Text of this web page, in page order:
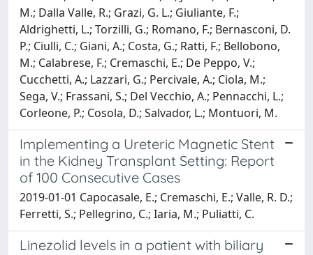
M.; Dalla Valle, R.; Grazi, G. L.; Giuliante, F.;
Aldrighetti, L.; Torzilli, G.; Romano, F.; Bernasconi, D.
P.; Ciulli, C.; Giani, A.; Costa, G.; Ratti, F.; Bellobono,
M.; Calabrese, F.; Cremaschi, E.; De Peppo, V.;
Cucchetti, A.; Lazzari, G.; Percivale, A.; Ciola, M.;
Sega, V.; Frassani, S.; Del Vecchio, A.; Pennacchi, L.;
Corleone, P.; Cosola, D.; Salvador, L.; Montuori, M.
Implementing a Ureteric Magnetic Stent
in the Kidney Transplant Setting: Report
of 100 Consecutive Cases
2019-01-01 Capocasale, E.; Cremaschi, E.; Valle, R. D.;
Ferretti, S.; Pellegrino, C.; Iaria, M.; Puliatti, C.
Linezolid levels in a patient with biliary